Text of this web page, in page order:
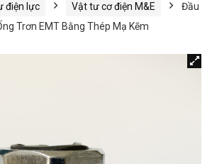
điện lực Vật tư cơ điện M&E
Đầu
Trơn EMT Bằng Thép Mạ Kẽm